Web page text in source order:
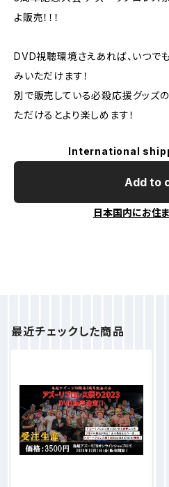
よ販売！！！
DVD視聴環境さえあれば、いつで
みいただけます！
別で販売している必殺応援グッズ
ただけるとより楽しめます！
International
Add to
日本国内にお住
最近チェックした商品